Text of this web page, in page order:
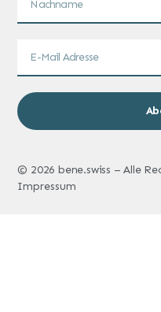
© 2026 bene.swiss – Alle
Impressum